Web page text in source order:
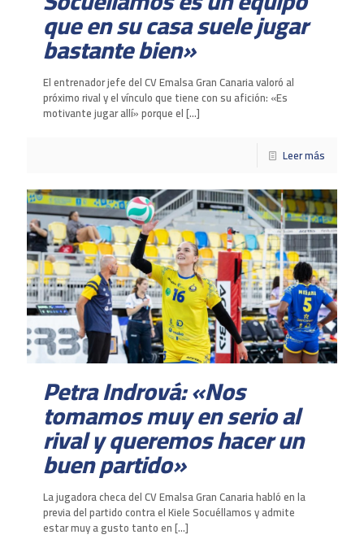
que en su casa suele jugar
bastante bien»
El entrenador jefe del CV Emalsa Gran Canaria valoró al
próximo rival y el vínculo que tiene con su afición: «Es
motivante jugar allí» porque el[…]
Leer más
Petra Indrová: «Nos
tomamos muy en serio al
rival y queremos hacer un
buen partido»
La jugadora checa del CV Emalsa Gran Canaria habló en la
previa del partido contra el Kiele Socuéllamos y admite
estar muy a gusto tanto en[…]